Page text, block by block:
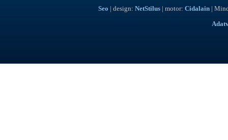
Seo | design: NetStilus | motor: Cidalain |